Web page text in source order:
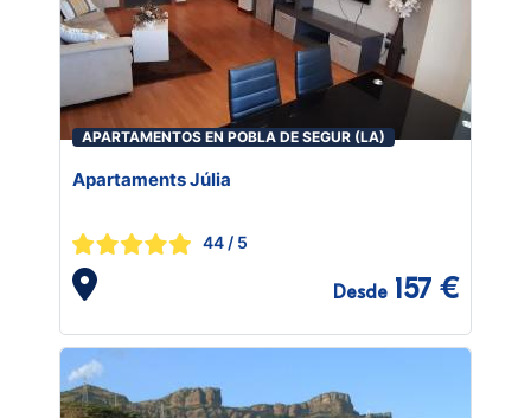
APARTAMENTOS EN POBLA DE SEGUR (LA)
Apartaments Júlia
44 / 5
Desde 157 €